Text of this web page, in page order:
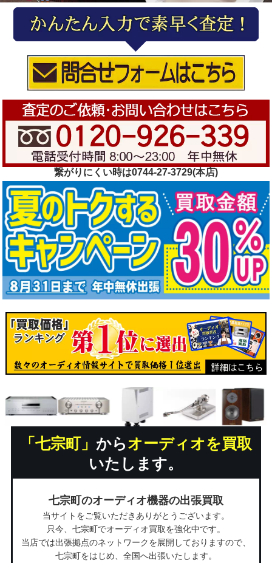
繋がりにくい時は0744-27-3729(本店)
「七宗町」 からオーディオを買取
いたします。
七宗町のオーディオ機器の出張買取
当サイトをご覧いただきありがとうございます。
只今、七宗町でオーディオ買取を強化中です。
当店では出張拠点のネットワークを展開しておりますので、
七宗町をはじめ、全国へ出張いたします。